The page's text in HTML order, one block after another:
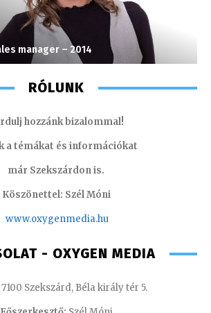
manager – 2014
RÓLUNK
hozzánk bizalommal!
a témákat és információkat
már Szekszárdon is.
Köszönettel: Szél Móni
www.oxygenmedia.hu
- OXYGEN MEDIA
7100 Szekszárd, Béla király tér 5.